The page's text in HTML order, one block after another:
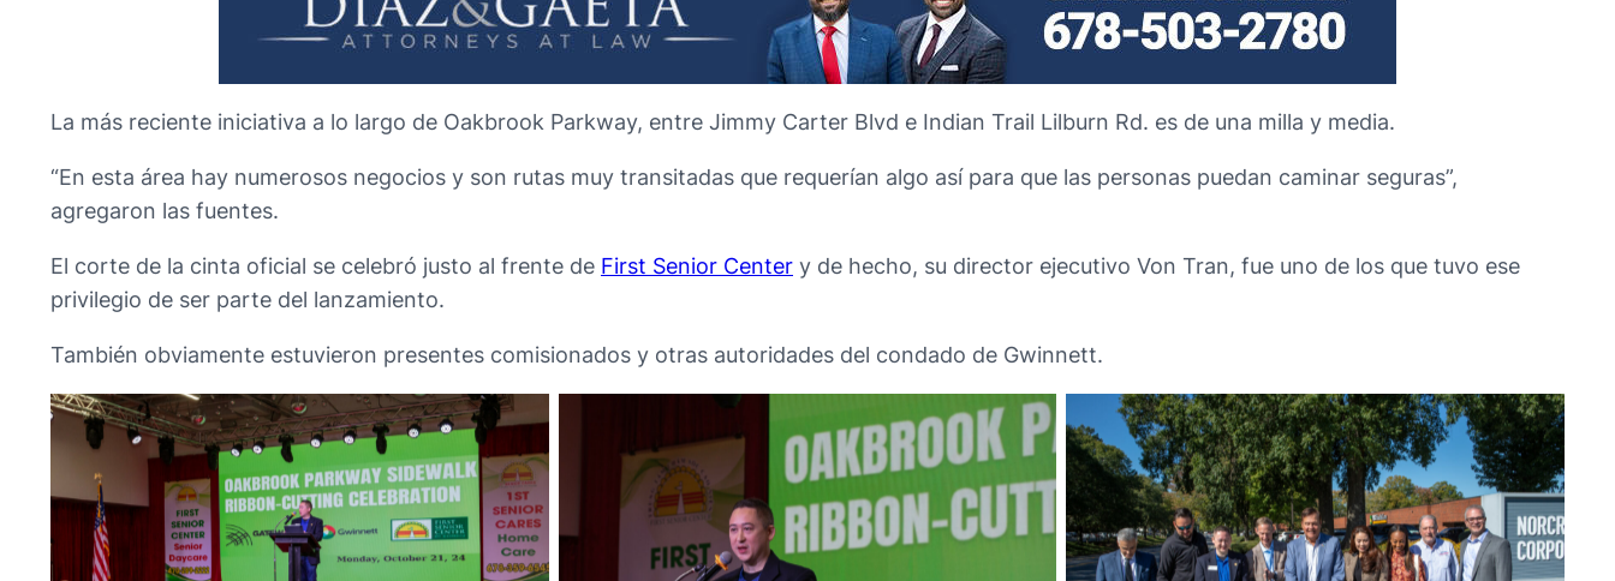
La más reciente iniciativa a lo largo de Oakbrook Parkway, entre Jimmy Carter Blvd e Indian Trail Lilburn Rd. es de una milla y media.
“En esta área hay numerosos negocios y son rutas muy transitadas que requerían algo así para que las personas puedan caminar seguras”,
agregaron las fuentes.
El corte de la cinta oficial se celebró justo al frente de First Senior Center y de hecho, su director ejecutivo Von Tran, fue uno de los que tuvo ese
privilegio de ser parte del lanzamiento.
También obviamente estuvieron presentes comisionados y otras autoridades del condado de Gwinnett.
No Caption No Caption No Caption